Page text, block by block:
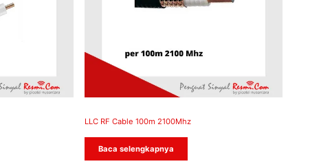
LLC RF Cable 100m 2100Mhz
Baca selengkapnya